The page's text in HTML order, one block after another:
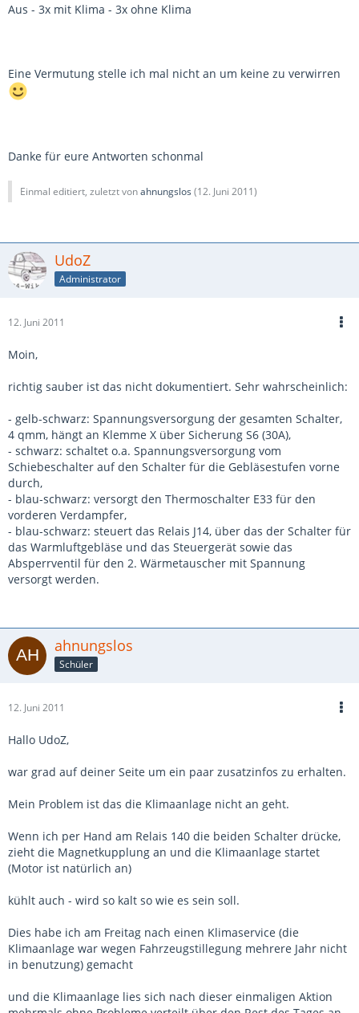
Aus - 3x mit Klima - 3x ohne Klima
Eine Vermutung stelle ich mal nicht an um keine zu verwirren
Danke für eure Antworten schonmal
Einmal editiert, zuletzt vonahnungslos (12. Juni 2011)
UdoZ
Administrator
12. Juni 2011
Moin,
richtig sauber ist das nicht dokumentiert. Sehr wahrscheinlich:
- gelb-schwarz: Spannungsversorgung der gesamten Schalter,
4 qmm, hängt an Klemme X über Sicherung S6 (30A),
- schwarz: schaltet o.a. Spannungsversorgung vom
Schiebeschalter auf den Schalter für die Gebläsestufen vorne
durch,
- blau-schwarz: versorgt den Thermoschalter E33 für den
vorderen Verdampfer,
- blau-schwarz: steuert das Relais J14, über das der Schalter für
das Warmluftgebläse und das Steuergerät sowie das
Absperrventil für den 2. Wärmetauscher mit Spannung
versorgt werden.
ahnungslos
Schüler
12. Juni 2011
Hallo UdoZ,
war grad auf deiner Seite um ein paar zusatzinfos zu erhalten.
Mein Problem ist das die Klimaanlage nicht an geht.
Wenn ich per Hand am Relais 140 die beiden Schalter drücke,
zieht die Magnetkupplung an und die Klimaanlage startet
(Motor ist natürlich an)
kühlt auch - wird so kalt so wie es sein soll.
Dies habe ich am Freitag nach einen Klimaservice (die
Klimaanlage war wegen Fahrzeugstillegung mehrere Jahr nicht
in benutzung) gemacht
und die Klimaanlage lies sich nach dieser einmaligen Aktion